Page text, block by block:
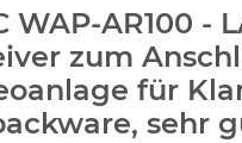
WAP-AR100 -
zum
für
sehr